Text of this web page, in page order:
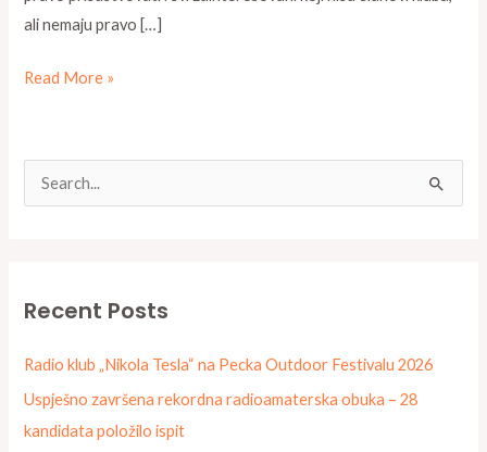
ali nemaju pravo […]
Read More »
c
o
r
Recent Posts
Radio klub „Nikola Tesla“ na Pecka Outdoor Festivalu 2026
Uspješno završena rekordna radioamaterska obuka – 28
kandidata položilo ispit